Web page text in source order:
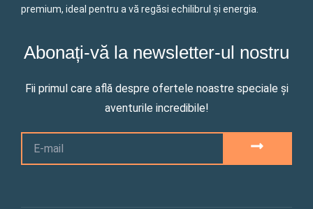
premium, ideal pentru a vă regăsi echilibrul și energia.
Abonați-vă la newsletter-ul nostru
Fii primul care află despre ofertele noastre speciale și
aventurile incredibile!
SUBMIT